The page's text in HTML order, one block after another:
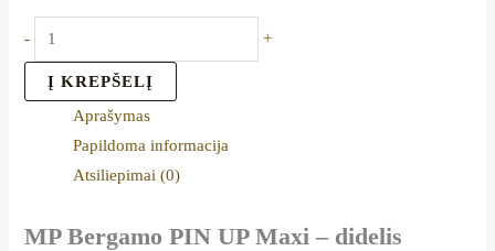
- +
Į KREPŠELĮ
Aprašymas
Papildoma informacija
Atsiliepimai (0)
MP Bergamo PIN UP Maxi – didelis